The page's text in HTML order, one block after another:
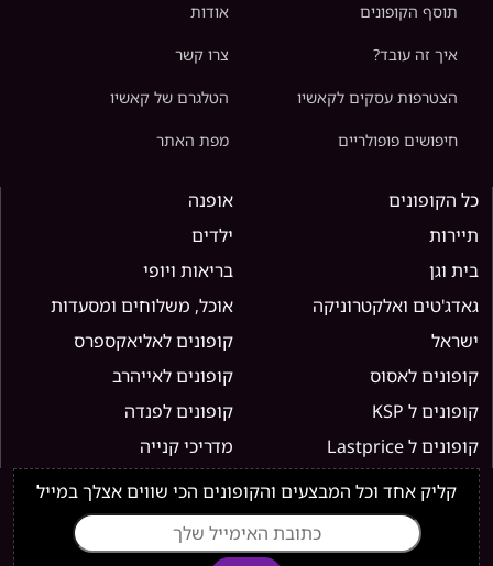
תוסף הקופונים אודות
איך זה עובד? צרו קשר
הצטרפות עסקים לקאשיו הטלגרם של קאשיו
חיפושים פופולריים מפת האתר
כל הקופונים
אופנה
תיירות
ילדים
בית וגן
בריאות ויופי
גאדג'טים ואלקטרוניקה
אוכל, משלוחים ומסעדות
ישראל
קופונים לאליאקספרס
קופונים לאסוס
קופונים לאייהרב
קופונים ל KSP
קופונים לפנדה
קופונים ל Lastprice
מדריכי קנייה
קליק אחד וכל המבצעים והקופונים הכי שווים אצלך במייל